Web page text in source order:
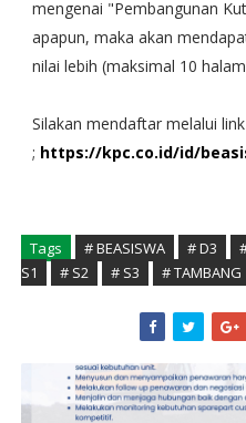
mengenai "Pembangunan
apapun, maka akan
nilai lebih (maksimal 10
Silakan mendaftar melalui
; https://kpc.co.id/id/
Tags # BEASISWA # D3
S1
# S2 # S3 # TAMBANG